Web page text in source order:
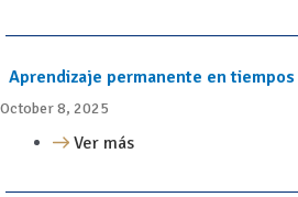
Aprendizaje permanente en
October 8, 2025
Ver más